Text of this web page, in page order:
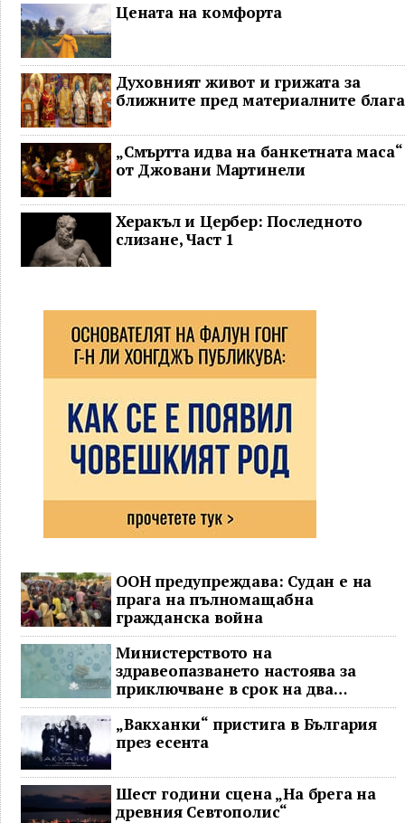
Цената на комфорта
Духовният живот и грижата за
ближните пред материалните блага
„Смъртта идва на банкетната маса“
от Джовани Мартинели
Херакъл и Цербер: Последното
слизане, Част 1
ООН предупреждава: Судан е на
прага на пълномащабна
гражданска война
Министерството на
здравеопазването настоява за
приключване в срок на два
ключови строителни проекта
„Вакханки“ пристига в България
през есента
Шест години сцена „На брега на
древния Севтополис“